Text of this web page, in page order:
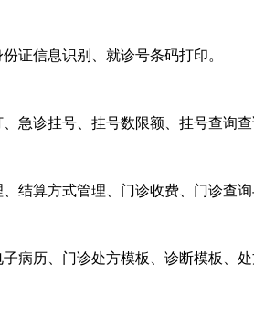
证信息识别、就诊号条码打印。
急诊挂号、挂号数限额、挂号查询查
结算方式管理、门诊收费、门诊查询
病历、门诊处方模板、诊断模板、